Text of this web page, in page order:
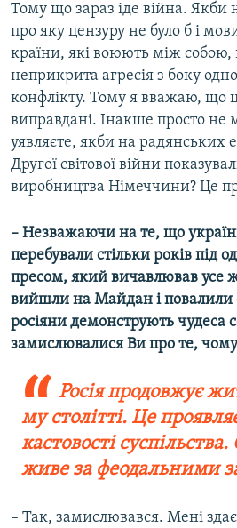
Тому що зараз іде війна. Якби
про яку цензуру не було б і
країни, які воюють між собою,
неприкрита агресія з боку
конфлікту. Тому я вважаю, що
виправдані. Інакше просто не
уявляєте, якби на радянських
Другої світової війни
виробництва Німеччини? Це
– Незважаючи на те, що
перебували стільки років під
пресом, який вичавлював усе
вийшли на Майдан і повалили
росіяни демонструють чудеса
замислювалися Ви про те, чому
Росія продовжує
му столітті. Це
кастовості суспільства.
живе за феодальними
– Так, замислювався. Мені